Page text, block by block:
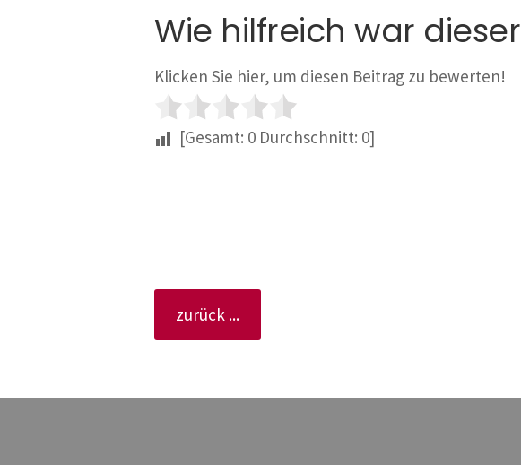
Wie hilfreich war
Klicken Sie hier, um diesen Beitrag zu bewerten!
[Gesamt: 0 Durchschnitt: 0]
zurück ...